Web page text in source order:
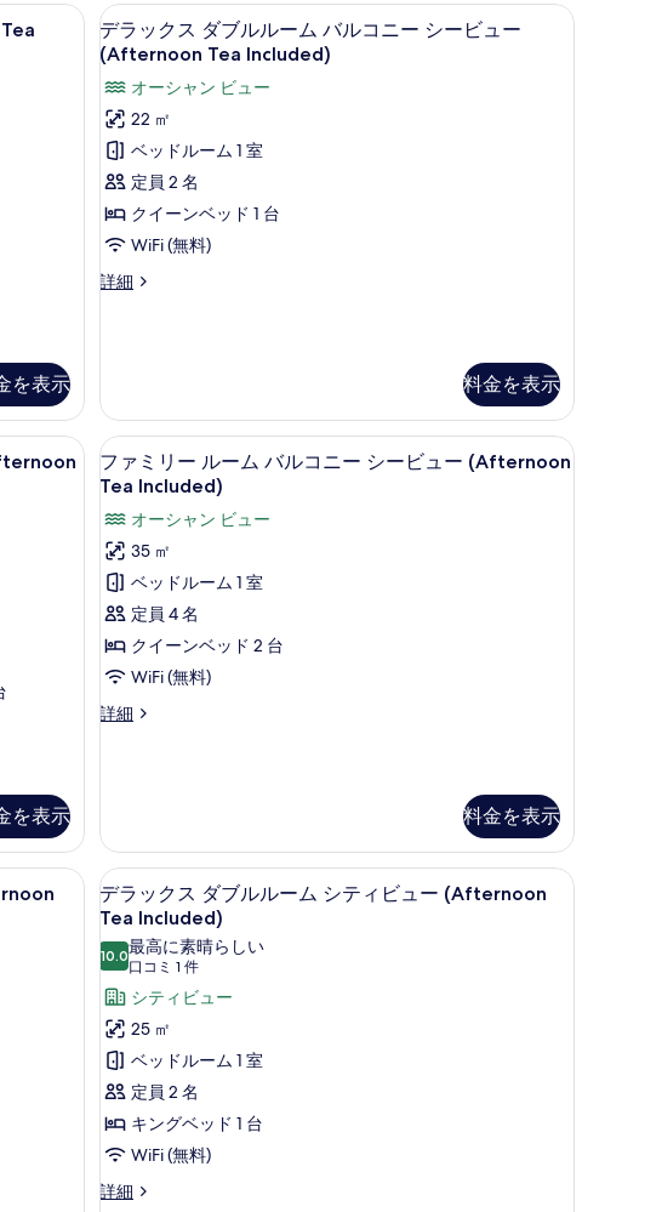
View (Afternoon Tea Included) | 部屋からの景観
を表示
デ
ラ
ッ
ク
ス
ダ
ブ
ル
ル
コ
ニ
ー
シ
ー
ビ
ュ
ー
(Afternoon
Tea
て
の
写
真
を
表
示
す
る
デラックス ダブルルーム バルコニー シー
6
デラックス ダブルルーム バルコニー シービュー
(Afternoon Tea Included)
オーシャン ビュー
22 ㎡
ベッドルーム 1 室
定員 2 名
クイーンベッド 1 台
WiFi (無料)
詳細
デ
ブ
ル
ル
ー
ム
バ
ル
コ
ニ
ー
ー
ビ
ー
細
料金を表示
ーム シティビュー (Afternoon Tea Included) | 高級寝具、ピロートップベッド、ミニバー、
を表示
フ
ァ
ミ
リ
ー
ル
ー
ム
バ
シ
ー
ビ
ュ
ー
(Afternoon
Tea
Included)
の
す
べ
て
ファミリー ルーム バルコニー シービュー
5
ファミリー ルーム バルコニー シービュー (Afternoon
Tea Included)
オーシャン ビュー
35 ㎡
ベッドルーム 1 室
定員 4 名
クイーンベッド 2 台
WiFi (無料)
詳細
フ
ー
ム
バ
ル
コ
ニ
ー
シ
ー
ビ
ュ
ー
(Afternoon
Tea
Included)
詳
料金を表示
デ
ラ
ッ
ク
ス
ダ
ブ
ル
ル
ー
ム
デラックス ダブルルーム シティビュー
5
デラックス ダブルルーム シティビュー (Afternoon
Tea Included)
10.010 点中 10.0
最高に素晴らしい
口コミ 1 件
(口
コ
ミ
件)
シティビュー
25 ㎡
ベッドルーム 1 室
定員 2 名
キングベッド 1 台
WiFi (無料)
詳細
デ